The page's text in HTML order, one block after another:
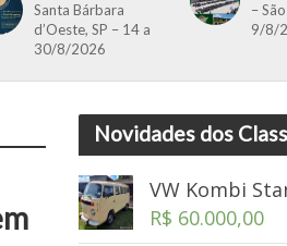
Santa Bárbara
d’Oeste, SP – 14 a
30/8/2026
–
9/8/
Novidades dos
VW Kombi
R$ 60.000,00